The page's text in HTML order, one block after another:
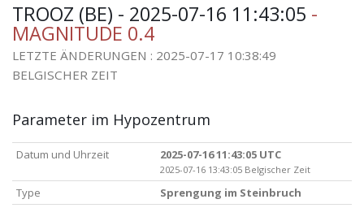
TROOZ (BE) - 2025-07-16 11:43:05 -
MAGNITUDE 0.4
LETZTE ÄNDERUNGEN : 2025-07-17 10:38:49
BELGISCHER ZEIT
Parameter im Hypozentrum
Datum und Uhrzeit 2025-07-16 11:43:05 UTC
2025-07-16 13:43:05 Belgischer Zeit
Type
Sprengung im Steinbruch